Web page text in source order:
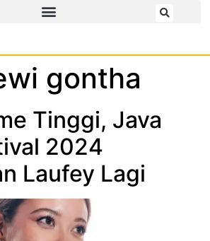
gontha
Tinggi, Java
2024
Laufey Lagi